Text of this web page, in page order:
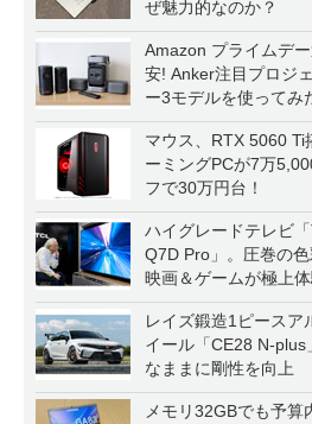
ぜ魅力的なのか？
Amazon プライムデ
安! Anker注目プロジ
ー3モデルを使ってみ
マウス、RTX 5060 Ti
ーミングPCが7万
フで30万円台！
ハイグレードテレビ「
Q7D Pro」。圧巻の
映画＆ゲームが極上
レイズ鍛造1ピースア
イール「CE28 N-plus
なままに剛性を向上
メモリ32GBでも予算